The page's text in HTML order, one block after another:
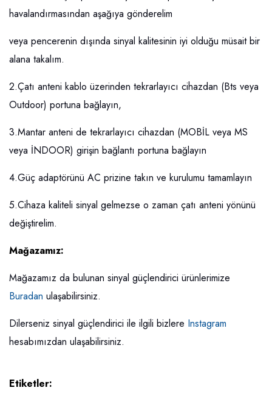
havalandırmasından aşağıya gönderelim
veya pencerenin dışında sinyal kalitesinin iyi olduğu müsait bir
alana takalım.
2.Çatı anteni kablo üzerinden tekrarlayıcı cihazdan (Bts veya
Outdoor) portuna bağlayın,
3.Mantar anteni de tekrarlayıcı cihazdan (MOBİL veya MS
veya İNDOOR) girişin bağlantı portuna bağlayın
4.Güç adaptörünü AC prizine takın ve kurulumu tamamlayın
5.Cihaza kaliteli sinyal gelmezse o zaman çatı anteni yönünü
değiştirelim.
Mağazamız:
Mağazamız da bulunan sinyal güçlendirici ürünlerimize
Buradan ulaşabilirsiniz.
Dilerseniz sinyal güçlendirici ile ilgili bizlere Instagram
hesabımızdan ulaşabilirsiniz.
Etiketler: